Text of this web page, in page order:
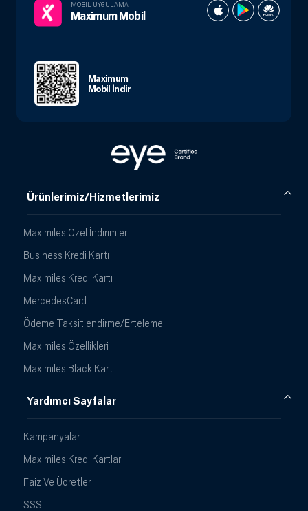
Ürünlerimiz/Hizmetlerimiz
Maximiles Özel İndirimler
Business Kredi Kartı
Maximiles Kredi Kartı
MercedesCard
Ödeme Taksitlendirme/Erteleme
Maximiles Özellikleri
Maximiles Black Kart
Yardımcı Sayfalar
Kampanyalar
Maximiles Kredi Kartları
Faiz Ve Ücretler
SSS
MOBIL UYGULAMA
Maximum Mobil
Maximum
Mobil İndir